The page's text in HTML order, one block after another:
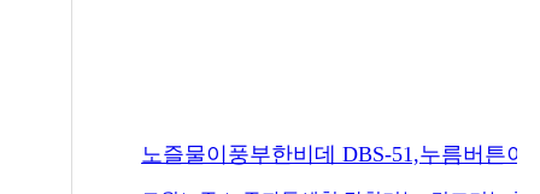
노즐물이풍부한비데 DBS-51,누름버튼이